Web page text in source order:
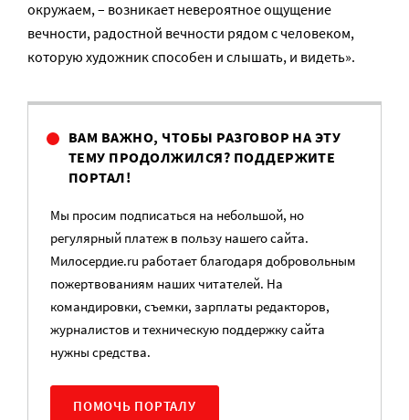
окружаем, – возникает невероятное ощущение
вечности, радостной вечности рядом с человеком,
которую художник способен и слышать, и видеть».
ВАМ ВАЖНО, ЧТОБЫ РАЗГОВОР НА ЭТУ
ТЕМУ ПРОДОЛЖИЛСЯ? ПОДДЕРЖИТЕ
ПОРТАЛ!
Мы просим подписаться на небольшой, но
регулярный платеж в пользу нашего сайта.
Милосердие.ru работает благодаря добровольным
пожертвованиям наших читателей. На
командировки, съемки, зарплаты редакторов,
журналистов и техническую поддержку сайта
нужны средства.
ПОМОЧЬ ПОРТАЛУ